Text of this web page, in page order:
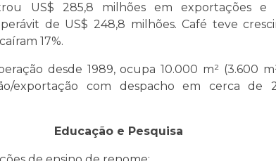
US$ 285,8 milhões em exportações e
de US$ 248,8 milhões. Café teve
17%.
desde 1989, ocupa 10.000 m² (3.600
exportação com despacho em cerca de
Educação e Pesquisa